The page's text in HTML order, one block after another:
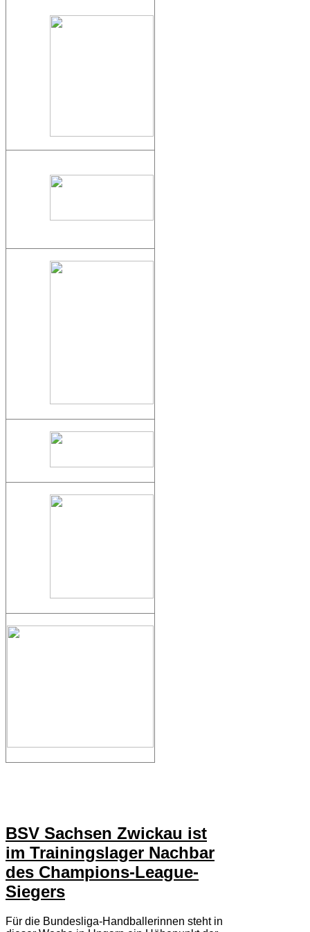
BSV Sachsen Zwickau ist
im Trainingslager Nachbar
des Champions-League-
Siegers
Für die Bundesliga-Handballerinnen steht in